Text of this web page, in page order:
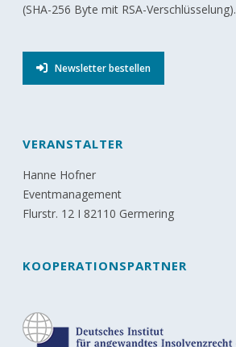
(SHA-256 Byte mit RSA-Verschlüsselung).
Newsletter bestellen
VERANSTALTER
Hanne Hofner
Eventmanagement
Flurstr. 12 I 82110 Germering
KOOPERATIONSPARTNER